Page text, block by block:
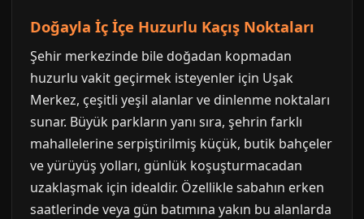
Doğayla İç İçe Huzurlu Kaçış Noktaları
Şehir merkezinde bile doğadan kopmadan
huzurlu vakit geçirmek isteyenler için Uşak
Merkez, çeşitli yeşil alanlar ve dinlenme noktaları
sunar. Büyük parkların yanı sıra, şehrin farklı
mahallelerine serpiştirilmiş küçük, butik bahçeler
ve yürüyüş yolları, günlük koşuşturmacadan
uzaklaşmak için idealdir. Özellikle sabahın erken
saatlerinde veya gün batımına yakın bu alanlarda